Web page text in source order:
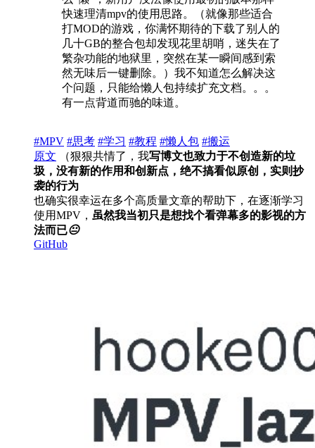
快速理清mpv的使用思路。（就像那些适合
打MOD的游戏，你满怀期待的下载了别人的
几十GB的整合包却发现花里胡哨，迷失在了
繁杂功能的地狱里，突然在某一瞬间感到索
然无味后一键删除。）我不知道怎么解决这
个问题，只能给懒人包持续扩充文档。。。
有一点背道而驰的味道。
#MPV #思考 #学习 #教程 #懒人包 #搬运
原文 （狠狠共情了，我写博文也致力于不创造新的垃
圾，没有新的作用和创新点，绝不搞看似原创，实则抄
袭的行为
也确实很幸运在多个高质量文章的帮助下，在逐渐学习
使用MPV， 虽然我当初只是想找个看弹幕多的影视的方
法而已😐
GitHub